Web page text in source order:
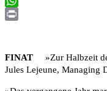
WhatsApp
FINAT »Zur Halbzeit
Jules Lejeune, Managing